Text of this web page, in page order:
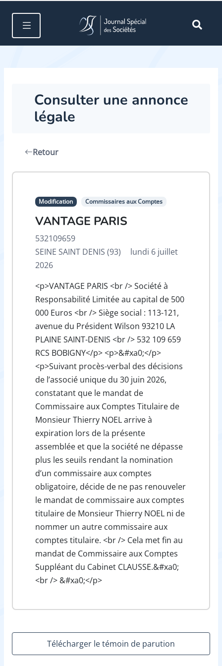
Consulter une annonce
légale
Retour
Modification Commissaires aux Comptes
VANTAGE PARIS
532109659
SEINE SAINT DENIS (93)
lundi 6 juillet
2026
<p>VANTAGE PARIS <br /> Société à
Responsabilité Limitée au capital de 500
000 Euros <br /> Siège social : 113-121,
avenue du Président Wilson 93210 LA
PLAINE SAINT-DENIS <br /> 532 109 659
RCS BOBIGNY</p> <p>&#xa0;</p>
<p>Suivant procès-verbal des décisions
de l’associé unique du 30 juin 2026,
constatant que le mandat de
Commissaire aux Comptes Titulaire de
Monsieur Thierry NOEL arrive à
expiration lors de la présente
assemblée et que la société ne dépasse
plus les seuils rendant la nomination
d’un commissaire aux comptes
obligatoire, décide de ne pas renouveler
le mandat de commissaire aux comptes
titulaire de Monsieur Thierry NOEL ni de
nommer un autre commissaire aux
comptes titulaire. <br /> Cela met fin au
mandat de Commissaire aux Comptes
Suppléant du Cabinet CLAUSSE.&#xa0;
<br /> &#xa0;</p>
Télécharger le témoin de parution